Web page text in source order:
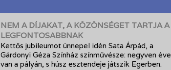
NEM A DÍJAKAT, A KÖZÖNSÉGET TARTJA A
LEGFONTOSABBNAK
Kettős jubileumot ünnepel idén Sata Árpád, a
Gárdonyi Géza Színház színművésze: negyven éve
van a pályán, s húsz esztendeje játszik Egerben.